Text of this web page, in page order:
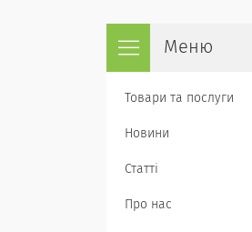
Товари та послуги
Новини
Статті
Про нас